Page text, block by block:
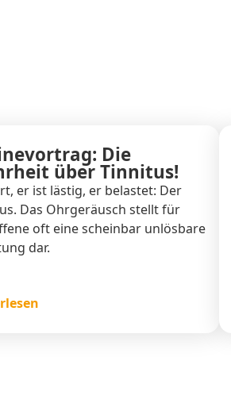
Die
über Tinnitus!
er ist lästig, er belastet: Der
Das Ohrgeräusch stellt für
oft eine scheinbar unlösbare
dar.